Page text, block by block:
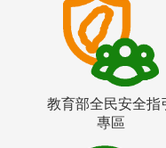
教育部全民安全指
專區